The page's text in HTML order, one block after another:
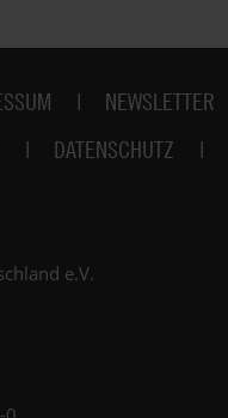
NEWSLETTER
DATENSCHUTZ
e.V.